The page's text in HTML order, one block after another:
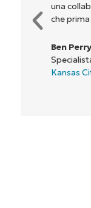
una
che
Ben
Kansas